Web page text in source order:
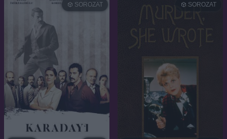
SOROZAT SOROZAT